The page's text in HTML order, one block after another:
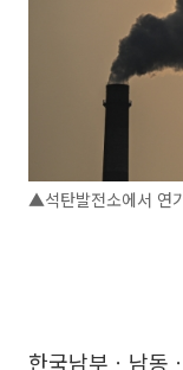
▲석탄발전소에서 연
한국남부ㆍ남동